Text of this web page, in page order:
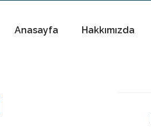
Anasayfa Hakkımızda